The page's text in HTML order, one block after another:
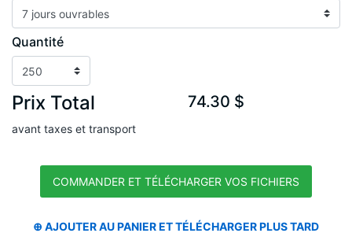
Quantité
Prix Total
avant taxes et transport
74.30 $